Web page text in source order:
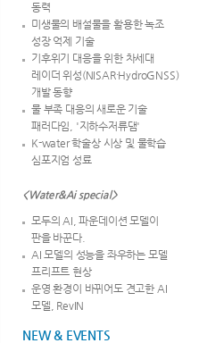
동력
미생물의 배설물을 활용한 녹조
성장 억제 기술
기후위기 대응을 위한 차세대
레이더 위성(NISAR·HydroGNSS)
개발 동향
물 부족 대응의 새로운 기술
패러다임, '지하수저류댐'
K-water 학술상 시상 및 물학습
심포지엄 성료
<Water&Ai special>
모두의 AI, 파운데이션 모델이
판을 바꾼다.
AI 모델의 성능을 좌우하는 모델
프리프트 현상
운영 환경이 바뀌어도 견고한 AI
모델, RevIN
NEW & EVENTS